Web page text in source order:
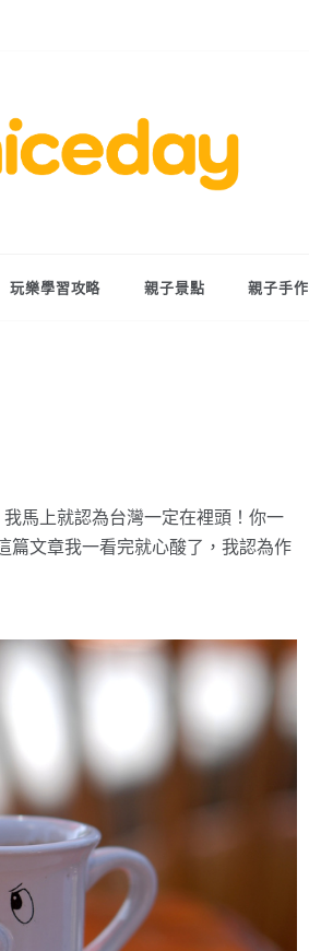
子X體驗
玩樂學習攻略 親子景點 親子手作
我馬上就認為台灣一定在裡頭！你一
篇文章我一看完就心酸了，我認為作